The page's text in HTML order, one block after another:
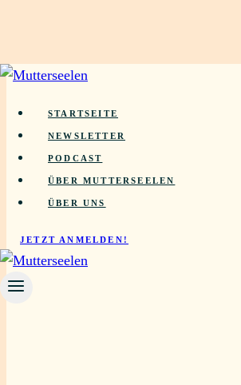
Zum
springenSTARTSEITE
NEWSLETTER
PODCAST
ÜBER MUTTERSEELEN
ÜBER UNS
JETZT ANMELDEN!